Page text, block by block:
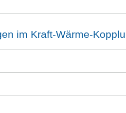
im Kraft-Wärme-